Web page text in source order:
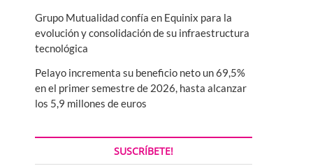
Grupo Mutualidad confía en Equinix para la
evolución y consolidación de su infraestructura
tecnológica
Pelayo incrementa su beneficio neto un 69,5%
en el primer semestre de 2026, hasta alcanzar
los 5,9 millones de euros
SUSCRÍBETE!